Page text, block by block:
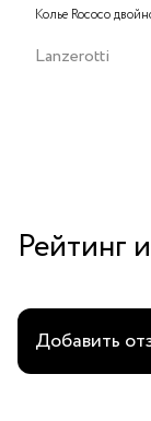
Колье Rococo
Lanzerotti
Рейтинг
Добавить